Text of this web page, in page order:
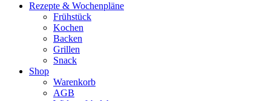
Rezepte & Wochenpläne
Frühstück
Kochen
Backen
Grillen
Snack
Shop
Warenkorb
AGB